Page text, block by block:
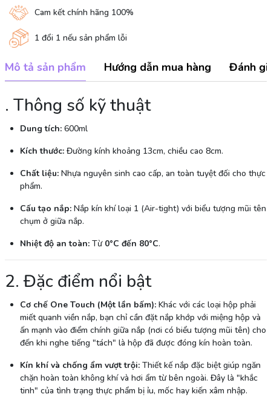
Cam kết chính hãng 100%
1 đổi 1 nếu sản phẩm lỗi
Mô tả sản phẩm Hướng dẫn mua hàng Đánh
. Thông số kỹ thuật
Dung tích:600ml
Kích thước:Đường kính khoảng 13cm, chiều cao 8cm.
Chất liệu:Nhựa nguyên sinh cao cấp, an toàn tuyệt đối cho thực
phẩm.
Cấu tạo nắp:Nắp kín khí loại 1 (Air-tight) với biểu tượng mũi tên
chụm ở giữa nắp.
Nhiệt độ an toàn:Từ 0°C đến 80°C.
2. Đặc điểm nổi bật
Cơ chế One Touch (Một lần bấm):Khác với các loại hộp phải
miết quanh viền nắp, bạn chỉ cần đặt nắp khớp với miệng hộp và
ấn mạnh vào điểm chính giữa nắp (nơi có biểu tượng mũi tên) cho
đến khi nghe tiếng "tách" là hộp đã được đóng kín hoàn toàn.
Kín khí và chống ẩm vượt trội:Thiết kế nắp đặc biệt giúp ngăn
chặn hoàn toàn không khí và hơi ẩm từ bên ngoài. Đây là "khắc
tinh" của tình trạng thực phẩm bị ỉu, mốc hay kiến xâm nhập.